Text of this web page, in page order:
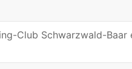
Club Schwarzwald-Baar